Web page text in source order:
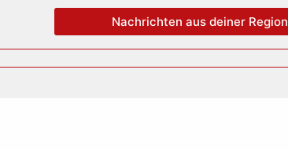
Nachrichten aus deiner Region